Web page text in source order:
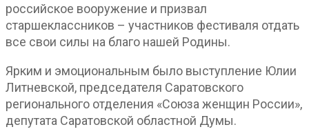
российское вооружение и призвал
старшеклассников – участников фестиваля отдать
все свои силы на благо нашей Родины.
Ярким и эмоциональным было выступление Юлии
Литневской, председателя Саратовского
регионального отделения «Союза женщин России»,
депутата Саратовской областной Думы.